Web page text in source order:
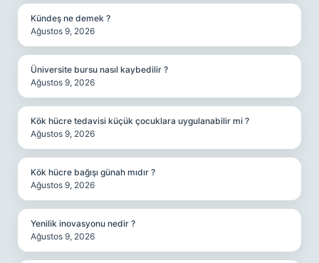
Kündeş ne demek ?
Ağustos 9, 2026
Üniversite bursu nasıl kaybedilir ?
Ağustos 9, 2026
Kök hücre tedavisi küçük çocuklara uygulanabilir mi ?
Ağustos 9, 2026
Kök hücre bağışı günah mıdır ?
Ağustos 9, 2026
Yenilik inovasyonu nedir ?
Ağustos 9, 2026